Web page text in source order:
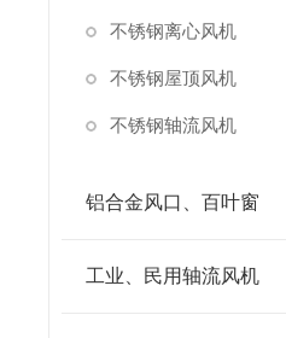
不锈钢离心风机
不锈钢屋顶风机
不锈钢轴流风机
铝合金风口、百叶窗
工业、民用轴流风机